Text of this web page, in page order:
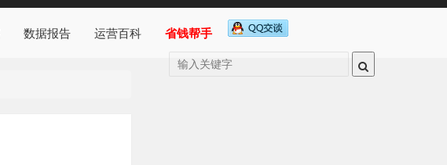
数据报告 运营百科 省钱帮手